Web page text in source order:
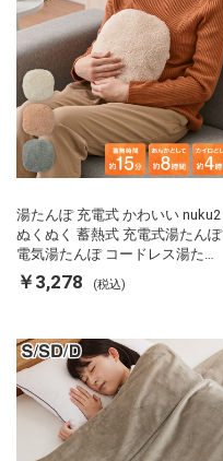
湯たんぽ 充電式 かわいい nuku2
ぬくぬく 蓄熱式 充電式湯たんぽ
電気湯たんぽ コードレス湯たん
ぽ エコ 節電 節約 省エネ 充電式
エコ電気あんか EWT-2143 スリ
￥3,278 (税込)